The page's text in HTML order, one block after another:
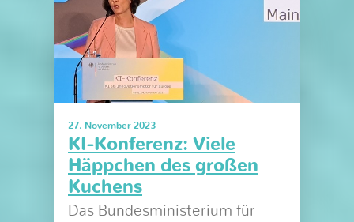
27. November 2023
KI-Konferenz: Viele
Häppchen des großen
Kuchens
Das Bundesministerium für